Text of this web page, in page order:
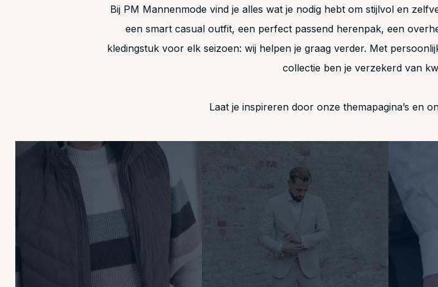
Bij PM Mannenmode vind je alles wat je nodig hebt om stijlvol en
een smart casual outfit, een perfect passend herenpak, een
kledingstuk voor elk seizoen: wij helpen je graag verder. Met
collectie ben je verzekerd van
Laat je inspireren door onze themapagina’s en